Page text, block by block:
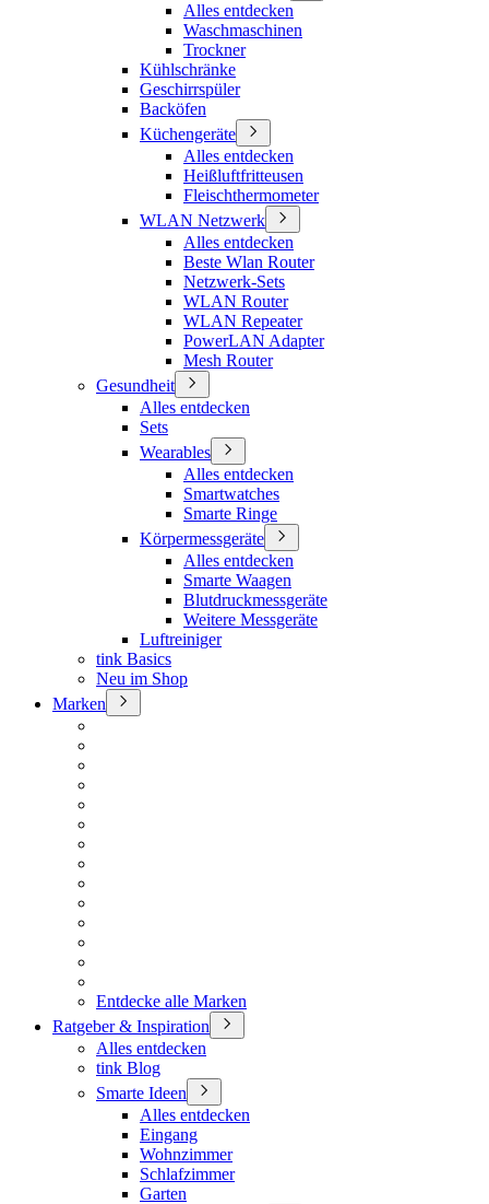
Alles entdecken
Waschmaschinen
Trockner
Kühlschränke
Geschirrspüler
Backöfen
Küchengeräte
Alles entdecken
Heißluftfritteusen
Fleischthermometer
WLAN Netzwerk
Alles entdecken
Beste Wlan Router
Netzwerk-Sets
WLAN Router
WLAN Repeater
PowerLAN Adapter
Mesh Router
Gesundheit
Alles entdecken
Sets
Wearables
Alles entdecken
Smartwatches
Smarte Ringe
Körpermessgeräte
Alles entdecken
Smarte Waagen
Blutdruckmessgeräte
Weitere Messgeräte
Luftreiniger
tink Basics
Neu im Shop
Marken
Entdecke alle Marken
Ratgeber & Inspiration
Alles entdecken
tink Blog
Smarte Ideen
Alles entdecken
Eingang
Wohnzimmer
Schlafzimmer
Garten